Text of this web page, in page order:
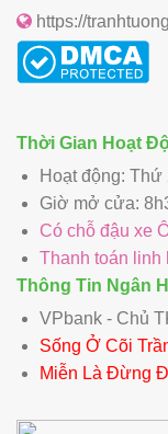
https://
Thời Gian Hoạt
Hoạt động: Thứ
Giờ mở cửa:
Có chỗ đậu xe
Thanh toán linh
Thông Tin Ngân
VPbank - Chủ
Sống Ở Cõi
Miễn Là Đừng